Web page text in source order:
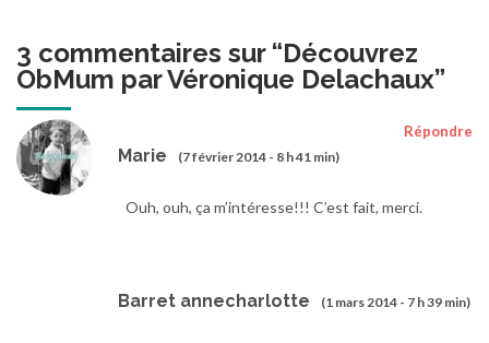
3 commentaires sur “Découvrez
ObMum par Véronique Delachaux”
Marie (7 février 2014 - 8 h 41 min)
Répondre
Ouh, ouh, ça m’intéresse!!! C’est fait, merci.
Barret annecharlotte (1 mars 2014 - 7 h 39 min)